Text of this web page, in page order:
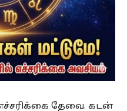
தேவை. கடன்